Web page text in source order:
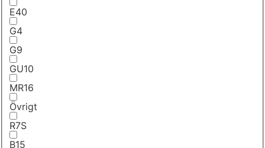
E40
G4
G9
GU10
MR16
Övrigt
R7S
B15